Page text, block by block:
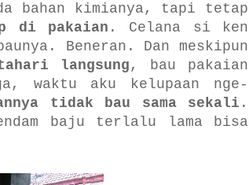
bahan kimianya, tapi tetap
di pakaian . Celana si ken
Beneran. Dan meskipun
langsung , bau pakaian
waktu aku kelupaan nge-
tidak bau sama sekali .
baju terlalu lama bisa